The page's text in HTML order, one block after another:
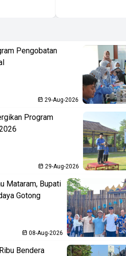
Pengobatan
29-Aug-2026
Program
29-Aug-2026
Mataram, Bupati
Gotong
08-Aug-2026
Bendera